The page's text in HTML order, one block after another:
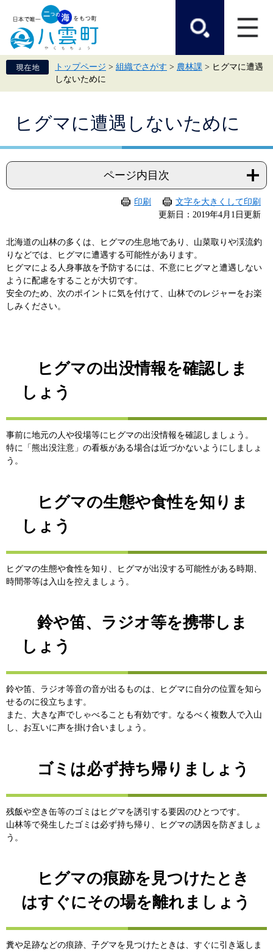
頭
で
飛
ば
て
トップページ > 組織でさがす > 農林課 > ヒグマに遭遇
しないために
ヒグマに遭遇しないために
ページ内目次
印刷
文字を大きくして印刷
更新日：2019年4月1日更新
北海道の山林の多くは、ヒグマの生息地であり、山菜取りや渓流釣
りなどでは、ヒグマに遭遇する可能性があります。
ヒグマによる人身事故を予防するには、不意にヒグマと遭遇しない
ように配慮をすることが大切です。
安全のため、次のポイントに気を付けて、山林でのレジャーをお楽
しみください。
ヒグマの出没情報を確認しま
しょう
事前に地元の人や役場等にヒグマの出没情報を確認しましょう。
特に「熊出没注意」の看板がある場合は近づかないようにしましょ
う。
ヒグマの生態や食性を知りま
しょう
ヒグマの生態や食性を知り、ヒグマが出没する可能性がある時期、
時間帯等は入山を控えましょう。
鈴や笛、ラジオ等を携帯しま
しょう
鈴や笛、ラジオ等音の音が出るものは、ヒグマに自分の位置を知ら
せるのに役立ちます。
また、大きな声でしゃべることも有効です。なるべく複数人で入山
し、お互いに声を掛け合いましょう。
ゴミは必ず持ち帰りましょう
残飯や空き缶等のゴミはヒグマを誘引する要因のひとつです。
山林等で発生したゴミは必ず持ち帰り、ヒグマの誘因を防ぎましょ
う。
ヒグマの痕跡を見つけたとき
はすぐにその場を離れましょう
糞や足跡などの痕跡、子グマを見つけたときは、すぐに引き返しま